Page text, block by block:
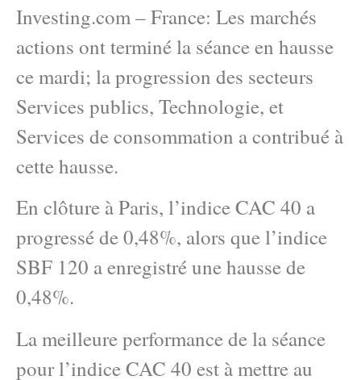
Investing.com – France: Les marchés
actions ont terminé la séance en hausse
ce mardi; la progression des secteurs
Services publics, Technologie, et
Services de consommation a contribué à
cette hausse.
En clôture à Paris, l’indice CAC 40 a
progressé de 0,48%, alors que l’indice
SBF 120 a enregistré une hausse de
0,48%.
La meilleure performance de la séance
pour l’indice CAC 40 est à mettre au